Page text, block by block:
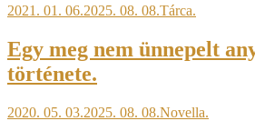
2021. 01. 06.2025. 08. 08.Tárca.
Egy meg nem ünnepelt
története.
2020. 05. 03.2025. 08. 08.Novella.